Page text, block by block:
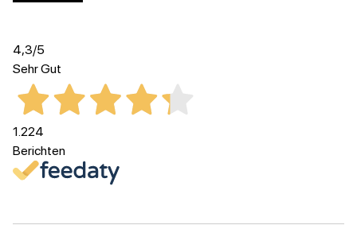
4,3/5
Sehr Gut
1.224
Berichten